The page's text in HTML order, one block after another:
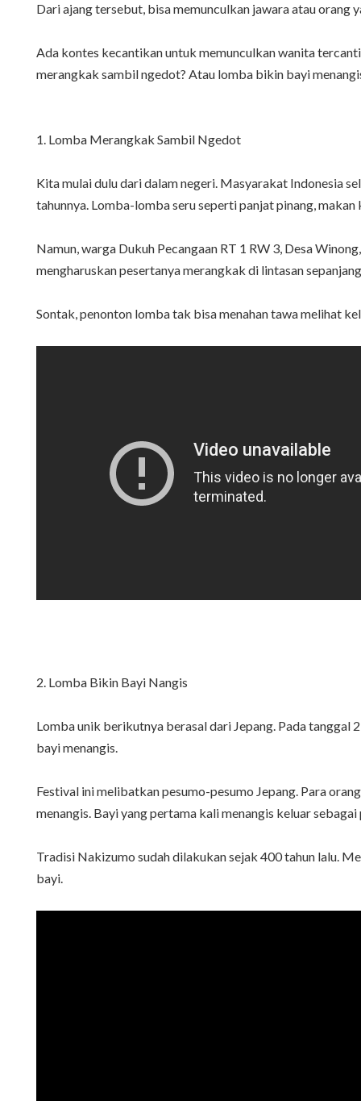
Dari ajang tersebut, bisa memunculkan jawara atau orang
Ada kontes kecantikan untuk memunculkan wanita
merangkak sambil ngedot? Atau lomba bikin bayi
1. Lomba Merangkak Sambil Ngedot
Kita mulai dulu dari dalam negeri. Masyarakat Indonesia
tahunnya. Lomba-lomba seru seperti panjat pinang,
Namun, warga Dukuh Pecangaan RT 1 RW 3, Desa
mengharuskan pesertanya merangkak di lintasan
Sontak, penonton lomba tak bisa menahan tawa melihat
2. Lomba Bikin Bayi Nangis
Lomba unik berikutnya berasal dari Jepang. Pada
bayi menangis.
Festival ini melibatkan pesumo-pesumo Jepang. Para
menangis. Bayi yang pertama kali menangis keluar sebagai
Tradisi Nakizumo sudah dilakukan sejak 400 tahun lalu.
bayi.